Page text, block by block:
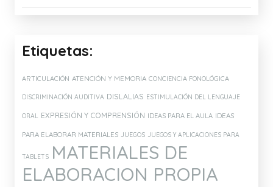
Etiquetas:
ARTICULACIÓN ATENCIÓN Y MEMORIA CONCIENCIA FONOLÓGICA
DISCRIMINACIÓN AUDITIVA DISLALIAS ESTIMULACIÓN DEL LENGUAJE
ORAL EXPRESIÓN Y COMPRENSIÓN IDEAS PARA EL AULA IDEAS
PARA ELABORAR MATERIALES JUEGOS JUEGOS Y APLICACIONES PARA
TABLETS MATERIALES DE
ELABORACION PROPIA